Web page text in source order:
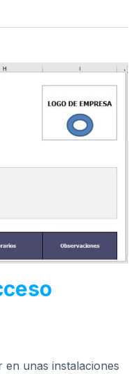
unas instalaciones